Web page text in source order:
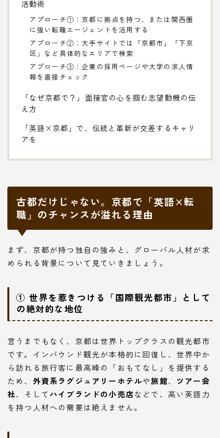
活動術
アプローチ①：京都に拠点を持つ、または関西圏
に強い転職エージェントを活用する
アプローチ②：大手サイトでは「京都市」「下京
区」など具体的なエリアで検索
アプローチ③：企業の採用ページや大学の求人情
報を直接チェック
「なぜ京都で？」面接官の心を掴む志望動機の伝
え方
「英語×京都」で、伝統と革新が交差するキャリ
アを
古都だけじゃない。京都で「英語×転
職」のチャンスが溢れる理由
まず、京都が持つ独自の強みと、グローバル人材が求
められる背景について見ていきましょう。
① 世界を惹きつける「国際観光都市」として
の絶対的な地位
言うまでもなく、京都は世界トップクラスの観光都市
です。インバウンド観光が本格的に回復し、世界中か
ら訪れる旅行客に最高峰の「おもてなし」を提供する
ため、 外資系ラグジュアリーホテルや旅館、 ツアー会
社、そして ハイブランドの小売店などで、高い英語力
を持つ人材への需要は絶えません。